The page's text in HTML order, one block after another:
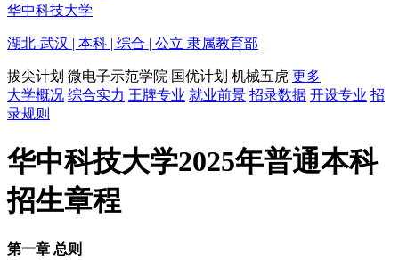
华中科技大学
湖北-武汉 | 本科 | 综合 | 公立 隶属教育部
拔尖计划 微电子示范学院 国优计划 机械五虎 更多
大学概况 综合实力 王牌专业 就业前景 招录数据 开设专业 招
录规则
华中科技大学2025年普通本科
招生章程
第一章 总则